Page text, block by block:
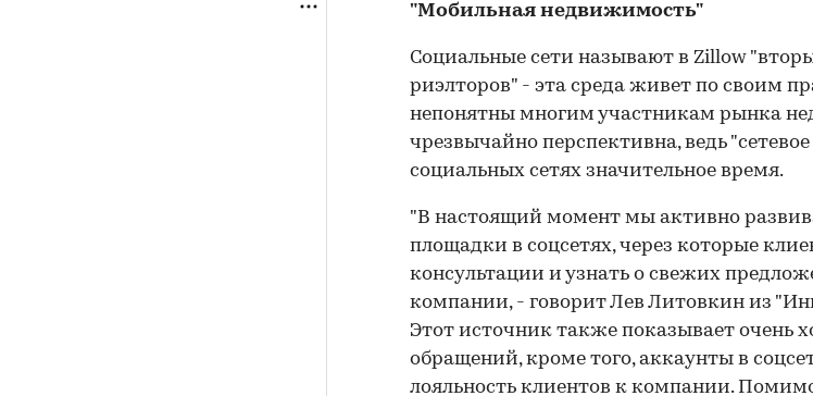
"Мобильная недвижимость"
Социальные сети называют в Zillow
риэлторов" - эта среда живет по своим
непонятны многим участникам рынка
чрезвычайно перспективна, ведь
социальных сетях значительное время.
"В настоящий момент мы активно
площадки в соцсетях, через которые
консультации и узнать о свежих
компании, - говорит Лев Литовкин из
Этот источник также показывает очень
обращений, кроме того, аккаунты в
лояльность клиентов к компании.